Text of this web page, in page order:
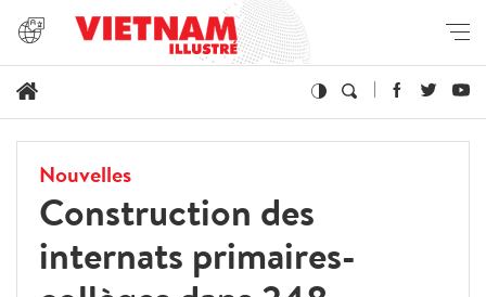
Nouvelles
Construction des
internats primaires-